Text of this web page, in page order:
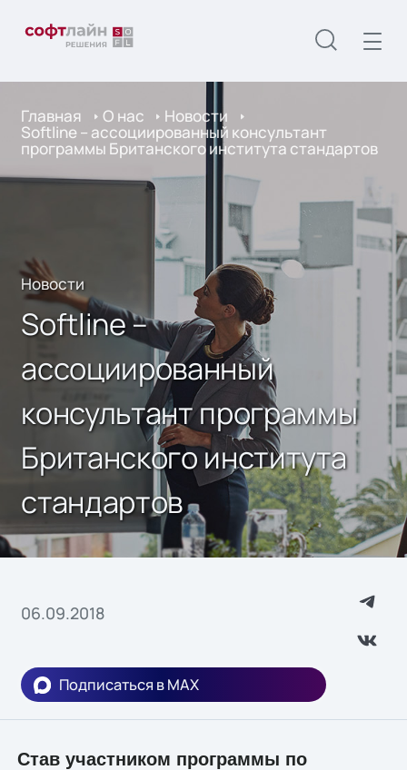
Главная О нас Новости
Softline – ассоциированный консультант
программы Британского института стандартов
Новости
Softline –
ассоциированный
консультант программы
Британского института
стандартов
06.09.2018
Подписаться в MAX
Став участником программы по